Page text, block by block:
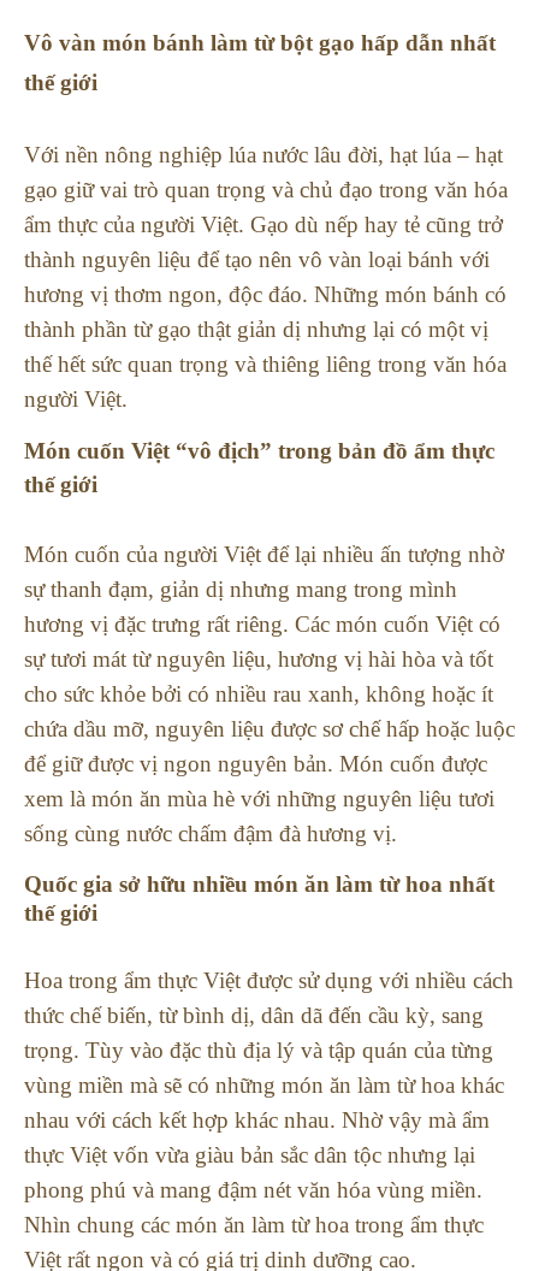
Vô vàn món bánh làm từ bột gạo hấp dẫn nhất
thế giới
Với nền nông nghiệp lúa nước lâu đời, hạt lúa – hạt
gạo giữ vai trò quan trọng và chủ đạo trong văn hóa
ẩm thực của người Việt. Gạo dù nếp hay tẻ cũng trở
thành nguyên liệu để tạo nên vô vàn loại bánh với
hương vị thơm ngon, độc đáo. Những món bánh có
thành phần từ gạo thật giản dị nhưng lại có một vị
thế hết sức quan trọng và thiêng liêng trong văn hóa
người Việt.
Món cuốn Việt “vô địch” trong bản đồ ẩm thực
thế giới
Món cuốn của người Việt để lại nhiều ấn tượng nhờ
sự thanh đạm, giản dị nhưng mang trong mình
hương vị đặc trưng rất riêng. Các món cuốn Việt có
sự tươi mát từ nguyên liệu, hương vị hài hòa và tốt
cho sức khỏe bởi có nhiều rau xanh, không hoặc ít
chứa dầu mỡ, nguyên liệu được sơ chế hấp hoặc luộc
để giữ được vị ngon nguyên bản. Món cuốn được
xem là món ăn mùa hè với những nguyên liệu tươi
sống cùng nước chấm đậm đà hương vị.
Quốc gia sở hữu nhiều món ăn làm từ hoa nhất
thế giới
Hoa trong ẩm thực Việt được sử dụng với nhiều cách
thức chế biến, từ bình dị, dân dã đến cầu kỳ, sang
trọng. Tùy vào đặc thù địa lý và tập quán của từng
vùng miền mà sẽ có những món ăn làm từ hoa khác
nhau với cách kết hợp khác nhau. Nhờ vậy mà ẩm
thực Việt vốn vừa giàu bản sắc dân tộc nhưng lại
phong phú và mang đậm nét văn hóa vùng miền.
Nhìn chung các món ăn làm từ hoa trong ẩm thực
Việt rất ngon và có giá trị dinh dưỡng cao.